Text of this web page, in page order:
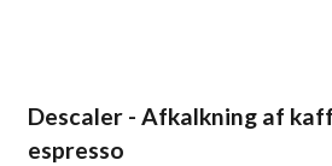
Descaler - Afkalkning af
espresso